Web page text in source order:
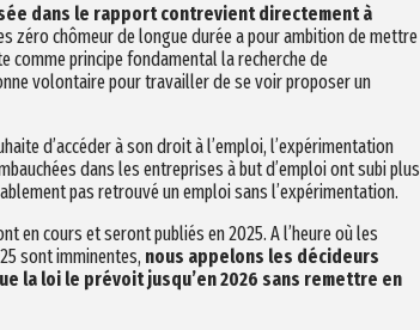
dans le rapport contrevient directement à
zéro chômeur de longue durée a pour ambition de mettre
principe fondamental la recherche de
volontaire pour travailler de se voir proposer un
d’accéder à son droit à l’emploi, l’expérimentation
dans les entreprises à but d’emploi ont subi plus
pas retrouvé un emploi sans l’expérimentation.
en cours et seront publiés en 2025. A l’heure où les
sont imminentes, nous appelons les décideurs
la loi le prévoit jusqu’en 2026 sans remettre en